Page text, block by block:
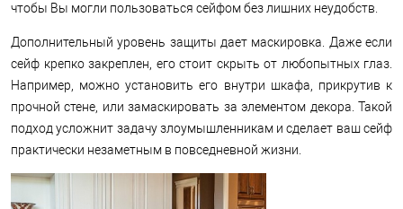
чтобы Вы могли пользоваться сейфом без лишних неудобств.
Дополнительный уровень защиты дает маскировка. Даже если
сейф крепко закреплен, его стоит скрыть от любопытных глаз.
Например, можно установить его внутри шкафа, прикрутив к
прочной стене, или замаскировать за элементом декора. Такой
подход усложнит задачу злоумышленникам и сделает ваш сейф
практически незаметным в повседневной жизни.